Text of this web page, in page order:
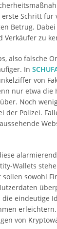
Schritt für
Betrug.
Verkäufer zu
also falsche
In
von
nur etwa die
Noch
der Polizei.
Wallets
sowohl
die eindeutige
von